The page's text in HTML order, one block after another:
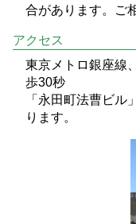
合があります。ご
アクセス
東京メトロ銀座線
歩30秒
「永田町法曹ビル
ります。